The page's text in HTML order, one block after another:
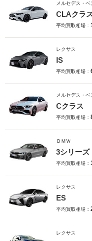
メルセデス・ベ
CLAクラ
平均買取相場：
レクサス
IS
平均買取相場：
メルセデス・ベ
Cクラス
平均買取相場：
ＢＭＷ
3シリーズ
平均買取相場：
レクサス
ES
平均買取相場：
レクサス